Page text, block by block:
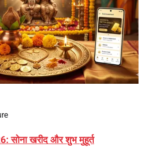
सोना खरीद और शुभ मुहूर्त